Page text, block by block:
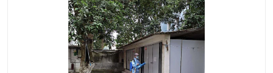
昆明消杀公司
昆明消毒公司 昆明灭红火蚁公司
昆明驱蛇公司 昆明除虫除蚁